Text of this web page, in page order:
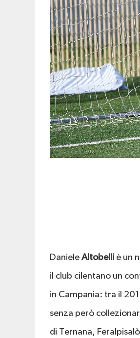
Daniele Altobelli è un
il club cilentano un
in Campania: tra il
senza però
di Ternana, Feralpisalò